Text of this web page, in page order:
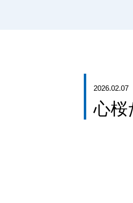
2026.02.07
心桜